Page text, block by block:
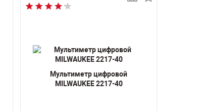
Мультиметр цифровой
MILWAUKEE 2217-40